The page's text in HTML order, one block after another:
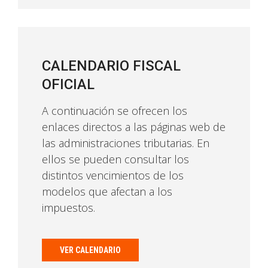
CALENDARIO FISCAL
OFICIAL
A continuación se ofrecen los
enlaces directos a las páginas web de
las administraciones tributarias. En
ellos se pueden consultar los
distintos vencimientos de los
modelos que afectan a los
impuestos.
VER CALENDARIO